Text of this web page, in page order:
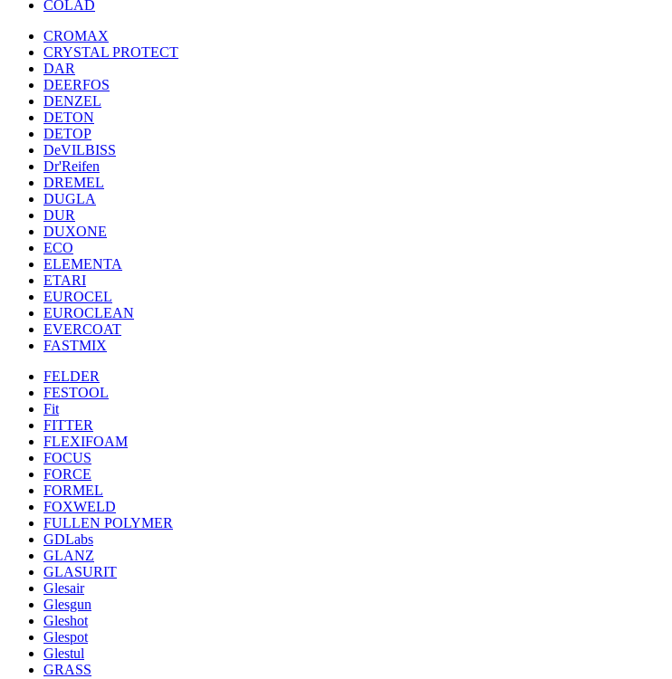
COLAD
CROMAX
CRYSTAL PROTECT
DAR
DEERFOS
DENZEL
DETON
DETOP
DeVILBISS
Dr'Reifen
DREMEL
DUGLA
DUR
DUXONE
ECO
ELEMENTA
ETARI
EUROCEL
EUROCLEAN
EVERCOAT
FASTMIX
FELDER
FESTOOL
Fit
FITTER
FLEXIFOAM
FOCUS
FORCE
FORMEL
FOXWELD
FULLEN POLYMER
GDLabs
GLANZ
GLASURIT
Glesair
Glesgun
Gleshot
Glespot
Glestul
GRASS